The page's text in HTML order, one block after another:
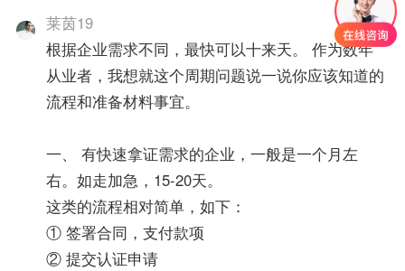
莱茵19
根据企业需求不同，最快可以十来天。 作为数年
从业者，我想就这个周期问题说一说你应该知道的
流程和准备材料事宜。
一、 有快速拿证需求的企业，一般是一个月左
右。如走加急，15-20天。
这类的流程相对简单，如下：
① 签署合同，支付款项
② 提交认证申请